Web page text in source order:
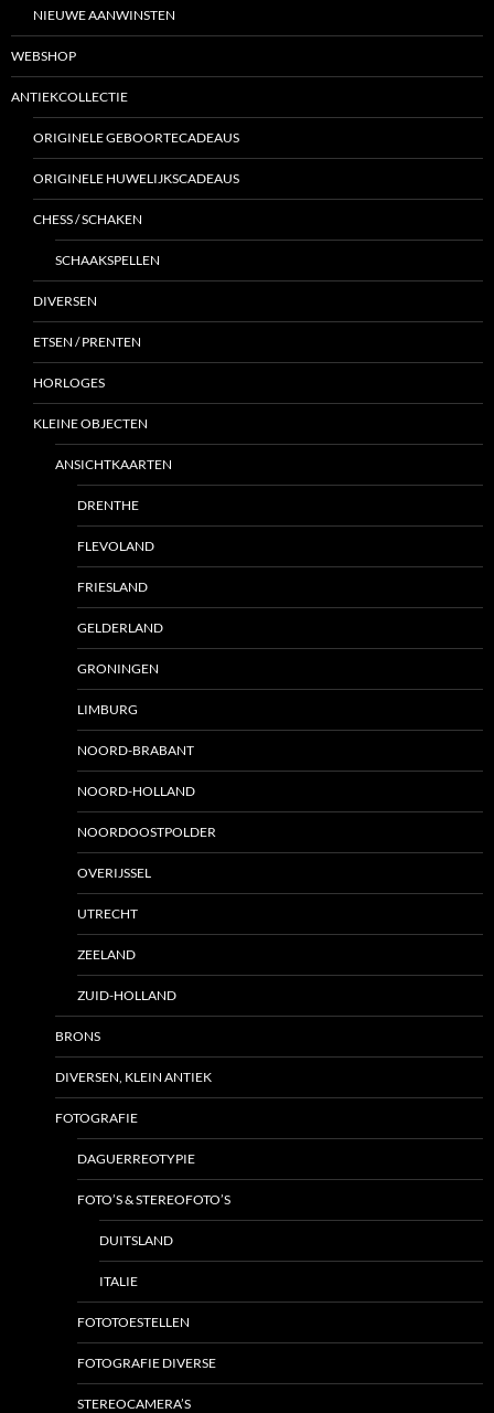
NIEUWE AANWINSTEN
WEBSHOP
ANTIEKCOLLECTIE
ORIGINELE GEBOORTECADEAUS
ORIGINELE HUWELIJKSCADEAUS
CHESS / SCHAKEN
SCHAAKSPELLEN
DIVERSEN
ETSEN / PRENTEN
HORLOGES
KLEINE OBJECTEN
ANSICHTKAARTEN
DRENTHE
FLEVOLAND
FRIESLAND
GELDERLAND
GRONINGEN
LIMBURG
NOORD-BRABANT
NOORD-HOLLAND
NOORDOOSTPOLDER
OVERIJSSEL
UTRECHT
ZEELAND
ZUID-HOLLAND
BRONS
DIVERSEN, KLEIN ANTIEK
FOTOGRAFIE
DAGUERREOTYPIE
FOTO’S & STEREOFOTO’S
DUITSLAND
ITALIE
FOTOTOESTELLEN
FOTOGRAFIE DIVERSE
STEREOCAMERA’S